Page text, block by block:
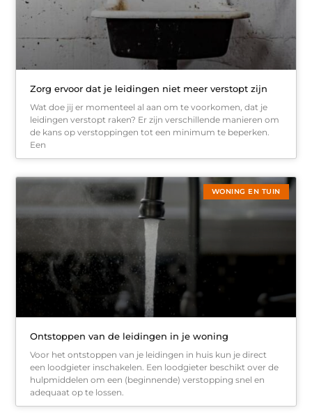
Zorg ervoor dat je leidingen niet meer verstopt zijn
Wat doe jij er momenteel al aan om te voorkomen, dat je
leidingen verstopt raken? Er zijn verschillende manieren om
de kans op verstoppingen tot een minimum te beperken.
Een
WONING EN TUIN
Ontstoppen van de leidingen in je woning
Voor het ontstoppen van je leidingen in huis kun je direct
een loodgieter inschakelen. Een loodgieter beschikt over de
hulpmiddelen om een (beginnende) verstopping snel en
adequaat op te lossen.